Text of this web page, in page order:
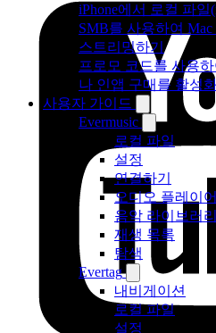
iPhone에서 로컬 파일
SMB를 사용하여
스트리밍하기
프로모 코드를 사용
나 인앱 구매를 활성
사용자 가이드
Evermusic
로컬 파일
설정
연결하기
오디오 플레이어
음악 라이브러리
재생 목록
탐색
Evertag
내비게이션
로컬 파일
설정